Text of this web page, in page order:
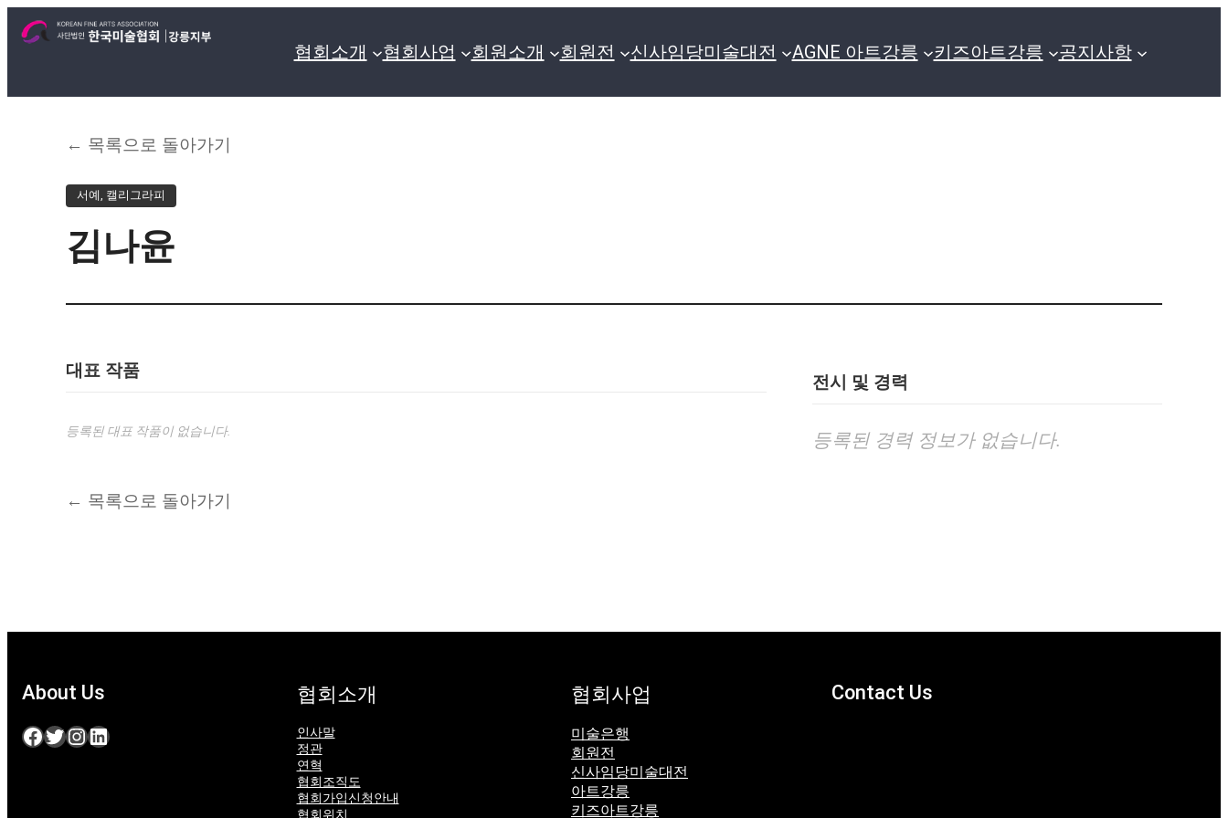
협회소개 협회사업 회원소개 회원전 신사임당미술대전 AGNE 아트강릉 키즈아트강릉 공지사항
← 목록으로 돌아가기
서예, 캘리그라피
김나윤
대표 작품
등록된 대표 작품이 없습니다.
전시 및 경력
등록된 경력 정보가 없습니다.
← 목록으로 돌아가기
About Us
Facebook Twitter InstagramLinkedIn
협회소개
인사말
정관
연혁
협회조직도
협회가입신청안내
협회위치
협회사업
미술은행
회원전
신사임당미술대전
아트강릉
키즈아트강릉
Contact Us